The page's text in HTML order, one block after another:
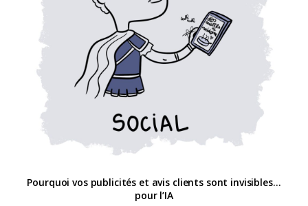
Pourquoi vos publicités et avis clients sont invisibles…
pour l’IA